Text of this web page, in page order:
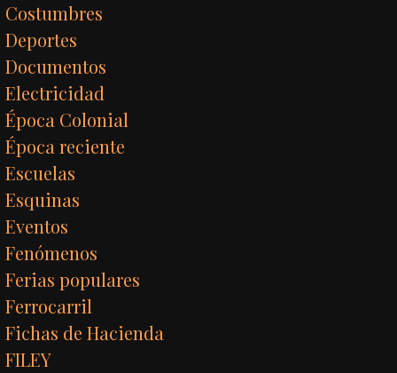
Costumbres
Deportes
Documentos
Electricidad
Época Colonial
Época reciente
Escuelas
Esquinas
Eventos
Fenómenos
Ferias populares
Ferrocarril
Fichas de Hacienda
FILEY